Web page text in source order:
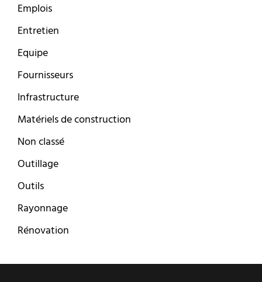
Emplois
Entretien
Equipe
Fournisseurs
Infrastructure
Matériels de construction
Non classé
Outillage
Outils
Rayonnage
Rénovation